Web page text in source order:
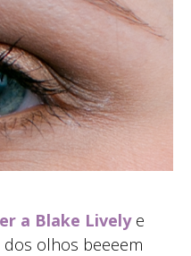
a Blake Livelye
olhos beeeem